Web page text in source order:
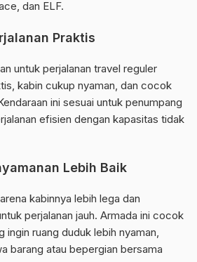
dan ELF.
Praktis
untuk perjalanan travel reguler
kabin cukup nyaman, dan cocok
ini sesuai untuk penumpang
efisien dengan kapasitas tidak
Lebih Baik
kabinnya lebih lega dan
perjalanan jauh. Armada ini cocok
ingin ruang duduk lebih nyaman,
barang atau bepergian bersama